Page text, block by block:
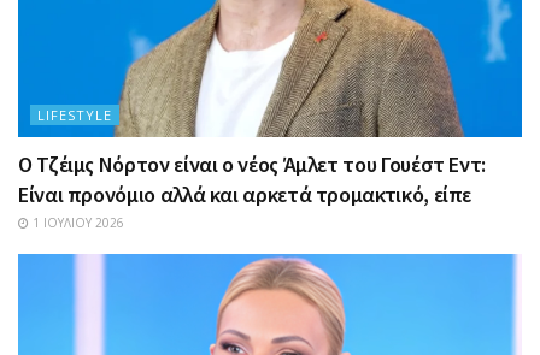
LIFESTYLE
Ο Τζέιμς Νόρτον είναι ο νέος Άμλετ του Γουέστ Εντ:
Είναι προνόμιο αλλά και αρκετά τρομακτικό, είπε
1 ΙΟΥΛΊΟΥ 2026